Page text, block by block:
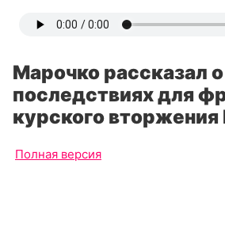
Марочко рассказал о
последствиях для
курского
Полная версия